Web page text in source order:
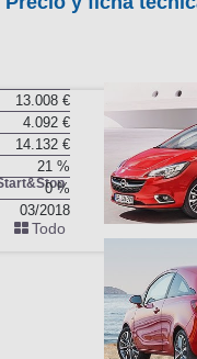
Precio y ficha técnica
13.008 €
4.092 €
14.132 €
21 %
0 %
03/2018